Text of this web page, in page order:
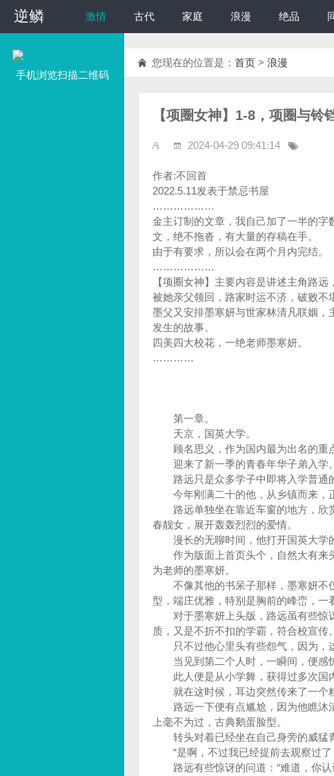
逆鳞
逆鳞 激情 古代 家庭 浪漫 绝品
手机浏览扫描二维码
您现在的位置是： 首页 > 浪漫
【项圈女神】1-8，项圈与铃
2024-04-29 09:41:14
作者:不回首
2022.5.11发表于禁忌书屋
………………
金主订制的文章，我自己加了一半的
文，绝不拖沓，有大量的存稿在手。
由于有要求，所以会在两个月内完结。
………………
【项圈女神】主要内容是讲述主角路
被她亲父领回，路家时运不济，破败不
墨父又安排墨寒妍与世家林清凡联姻
发生的故事。
四美四大校花，一绝老师墨寒妍。
…………
第一章。
天京，国英大学。
顾名思义，作为国内最为出名的重
迎来了新一季的青春年华子弟入学
路远只是众多学子中即将入学普通
今年刚满二十的他，从乡镇而来，
路远单独坐在靠近车窗的地方，欣
春靓女，展开轰轰烈烈的爱情。
漫长的无聊时间，他打开国英大学
作为版面上首页头个，自然大有来
为老师的墨寒妍。
不像其他的书呆子那样，墨寒妍不
型，端庄优雅，特别是胸前的峰峦，一
对于墨寒妍上头版，路远虽有些惊
质，又是不折不扣的学霸，符合校宣传
只不过他心里头有些怨气，因为，
当见到第二个人时，一瞬间，便感
此人便是从小学舞，获得过多次国
就在这时候，耳边突然传来了一个
路远一下便有点尴尬，因为他瞧沐
上毫不为过，古典鹅蛋脸型。
转头对着已经坐在自己身旁的威猛
“是啊，不过我已经提前去观察过了
路远有些惊讶的问道：“难道，你认